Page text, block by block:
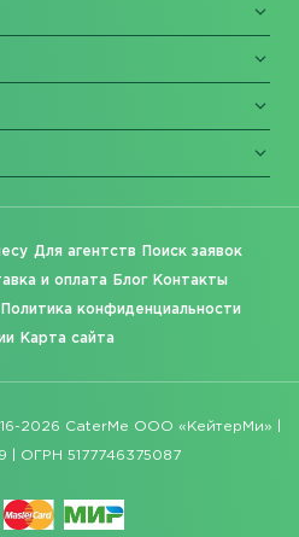
Для агентств Поиск заявок
и оплата Блог Контакты
Политика конфиденциальности
Карта сайта
2026 CaterMe ООО «КейтерМи» |
| ОГРН 5177746375087